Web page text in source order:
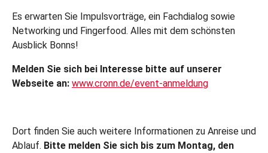
Es erwarten Sie Impulsvorträge, ein Fachdialog sowie
Networking und Fingerfood. Alles mit dem schönsten
Ausblick Bonns!
Melden Sie sich bei Interesse bitte auf unserer
Webseite an: www.cronn.de/event-anmeldung
Dort finden Sie auch weitere Informationen zu Anreise und
Ablauf. Bitte melden Sie sich bis zum Montag, den